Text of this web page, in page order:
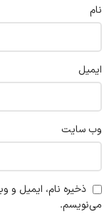
نام
ایمیل
وب‌ سایت
ذخیره نام، ایمیل و
می‌نویسم.